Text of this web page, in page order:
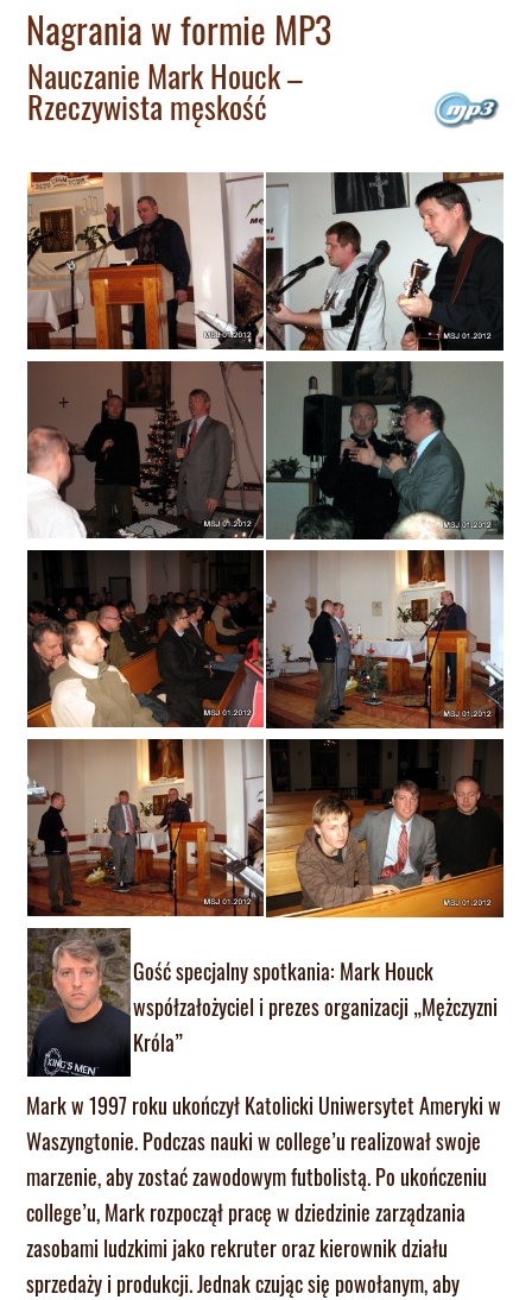
Nagrania w formie MP3
Nauczanie Mark Houck –
Rzeczywista męskość
Gość specjalny spotkania: Mark Houck
współzałożyciel i prezes organizacji „Mężczyzni
Króla”
Mark w 1997 roku ukończył Katolicki Uniwersytet Ameryki w
Waszyngtonie. Podczas nauki w college’u realizował swoje
marzenie, aby zostać zawodowym futbolistą. Po ukończeniu
college’u, Mark rozpoczął pracę w dziedzinie zarządzania
zasobami ludzkimi jako rekruter oraz kierownik działu
sprzedaży i produkcji. Jednak czując się powołanym, aby